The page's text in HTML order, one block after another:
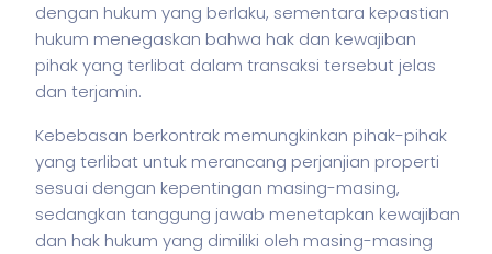
dengan hukum yang berlaku, sementara kepastian
hukum menegaskan bahwa hak dan kewajiban
pihak yang terlibat dalam transaksi tersebut jelas
dan terjamin.
Kebebasan berkontrak memungkinkan pihak-pihak
yang terlibat untuk merancang perjanjian properti
sesuai dengan kepentingan masing-masing,
sedangkan tanggung jawab menetapkan kewajiban
dan hak hukum yang dimiliki oleh masing-masing